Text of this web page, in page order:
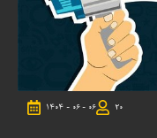
20 ۱۴۰۴ - ۰۶ - ۰۶